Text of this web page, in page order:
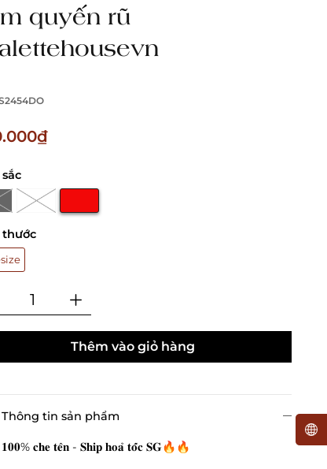
quyến rũ
thước
Thêm vào giỏ hàng
Thông tin sản phẩm
𝐜𝐡𝐞 𝐭𝐞̂𝐧 - 𝐒𝐡𝐢𝐩 𝐡𝐨𝐚̉ 𝐭𝐨̂́𝐜 𝐒𝐆🔥🔥